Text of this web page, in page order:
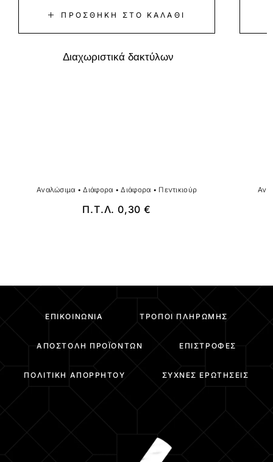
ΠΡΟΣΘΉΚΗ ΣΤΟ ΚΑΛΆΘΙ
Διαχωριστικά δακτύλων
Αναλώσιμα •Διάφορα •Διάφορα • Πεντικιούρ
Π.Τ.Λ. 0,30 €
ΕΠΙΚΟΙΝΩΝΊΑ ΤΡΌΠΟΙ ΠΛΗΡΩΜΉΣ
ΑΠΟΣΤΟΛΉ ΠΡΟΪΌΝΤΩΝ ΕΠΙΣΤΡΟΦΈΣ
ΠΟΛΙΤΙΚΉ ΑΠΟΡΡΉΤΟΥ ΣΥΧΝΈΣ ΕΡΩΤΉΣΕΙΣ